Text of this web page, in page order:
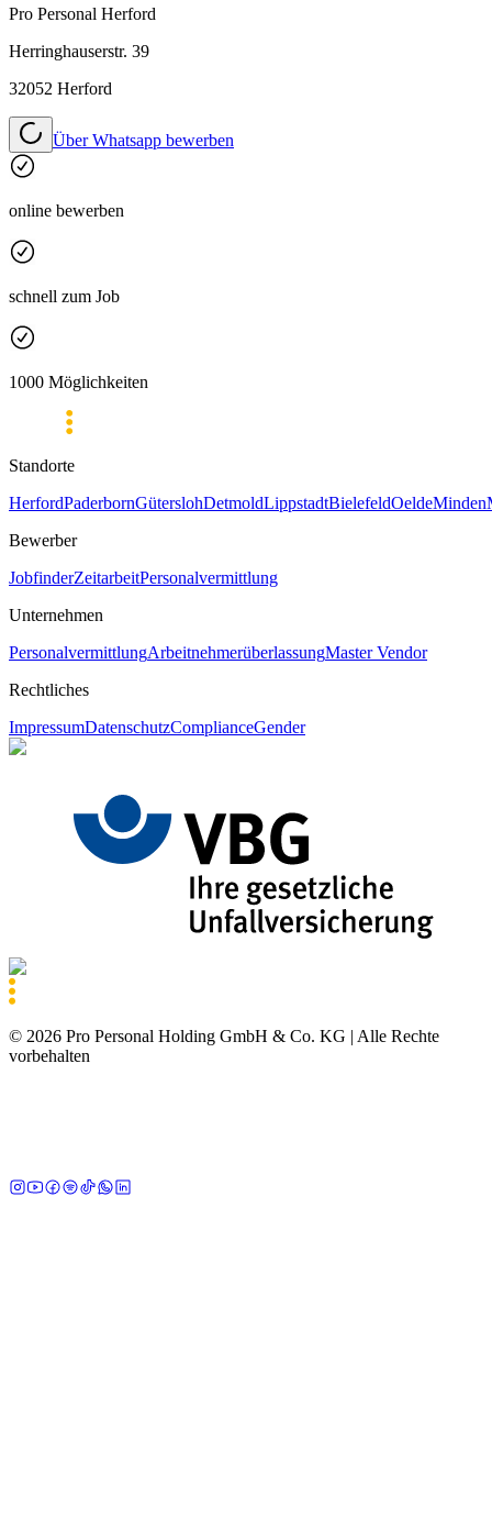
Pro Personal Herford
Herringhauserstr. 39
32052 Herford
Über Whatsapp bewerben
online bewerben
schnell zum Job
1000 Möglichkeiten
Standorte
HerfordPaderbornGüterslohDetmoldLippstadtBielefeldOeldeMinden
Bewerber
JobfinderZeitarbeitPersonalvermittlung
Unternehmen
PersonalvermittlungArbeitnehmerüberlassungMaster Vendor
Rechtliches
ImpressumDatenschutzComplianceGender
© 2026 Pro Personal Holding GmbH & Co. KG | Alle Rechte
vorbehalten